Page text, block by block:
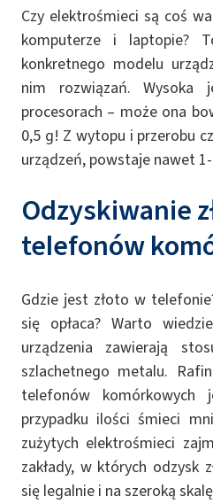
Czy elektrośmieci są coś
komputerze i laptopie?
konkretnego modelu
nim rozwiązań.
procesorach – może ona
0,5 g! Z wytopu i przerobu
urządzeń, powstaje nawet
Odzyskiwanie
telefonów
Gdzie jest złoto w
się opłaca? Warto
urządzenia zawierają
szlachetnego metalu.
telefonów komórkowych
przypadku ilości śmieci
zużytych elektrośmieci
zakłady, w których odzysk
się legalnie i na szeroką